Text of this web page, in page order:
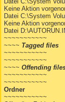
Keine Aktion
Datei C:\System
Keine Aktion
Datei
~~~~~~~~~~~
~~~~ Tagged files
~~~~~~~~~~~
~~~~~~~~~~~
~~~~ Offending
~~~~~~~~~~~
~~~~~~~~~~~
Ordner
~~~~~~~~~~~